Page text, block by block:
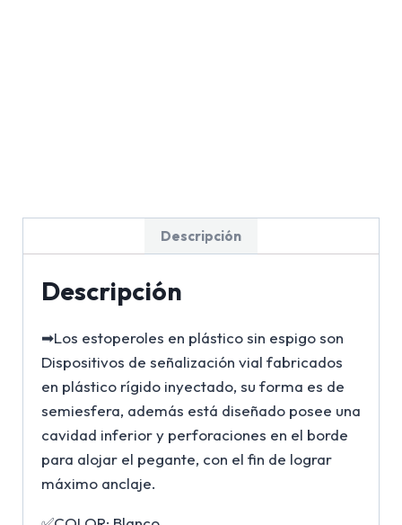
Descripción
Descripción
➡Los estoperoles en plástico sin espigo son
Dispositivos de señalización vial fabricados
en plástico rígido inyectado, su forma es de
semiesfera, además está diseñado posee una
cavidad inferior y perforaciones en el borde
para alojar el pegante, con el fin de lograr
máximo anclaje.